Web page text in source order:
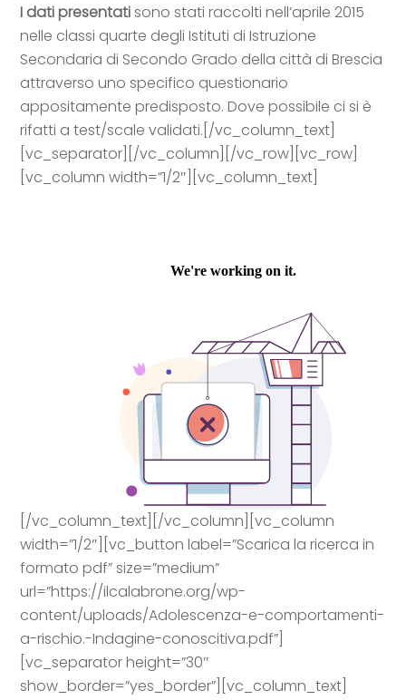
I dati presentatisono stati raccolti nell’aprile 2015
nelle classi quarte degli Istituti di Istruzione
Secondaria di Secondo Grado della città di Brescia
attraverso uno specifico questionario
appositamente predisposto. Dove possibile ci si è
rifatti a test/scale validati.[/vc_column_text]
[vc_separator][/vc_column][/vc_row][vc_row]
[vc_column width=”1/2″][vc_column_text]
[/vc_column_text][/vc_column][vc_column
width=”1/2″][vc_button label=”Scarica la ricerca in
formato pdf” size=”medium”
url=”https://ilcalabrone.org/wp-
content/uploads/Adolescenza-e-comportamenti-
a-rischio.-Indagine-conoscitiva.pdf”]
[vc_separator height=”30″
show_border=”yes_border”][vc_column_text]